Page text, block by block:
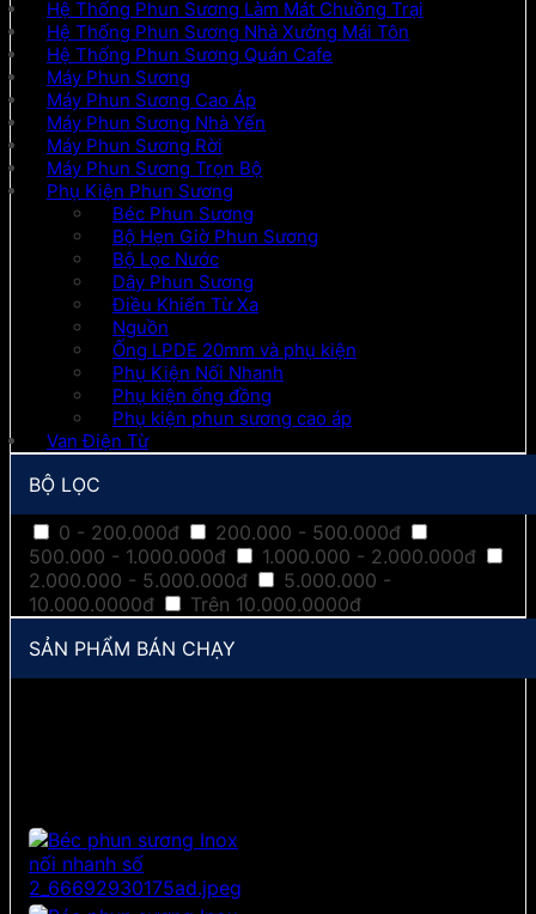
Hệ Thống Phun Sương Làm Mát Chuồng Trại
Hệ Thống Phun Sương Nhà Xưởng Mái Tôn
Hệ Thống Phun Sương Quán Cafe
Máy Phun Sương
Máy Phun Sương Cao Áp
Máy Phun Sương Nhà Yến
Máy Phun Sương Rời
Máy Phun Sương Trọn Bộ
Phụ Kiện Phun Sương
Béc Phun Sương
Bộ Hẹn Giờ Phun Sương
Bộ Lọc Nước
Dây Phun Sương
Điều Khiển Từ Xa
Nguồn
Ống LPDE 20mm và phụ kiện
Phụ Kiện Nối Nhanh
Phụ kiện ống đồng
Phụ kiện phun sương cao áp
Van Điện Từ
BỘ LỌC
0 - 200.000đ
200.000 - 500.000đ
500.000 - 1.000.000đ
1.000.000 - 2.000.000đ
2.000.000 - 5.000.000đ
5.000.000 -
10.000.0000đ
Trên 10.000.0000đ
SẢN PHẨM BÁN CHẠY